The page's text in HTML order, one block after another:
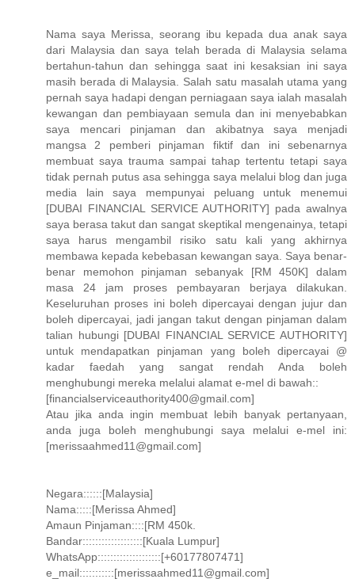
Nama saya Merissa, seorang ibu kepada dua anak saya
dari Malaysia dan saya telah berada di Malaysia selama
bertahun-tahun dan sehingga saat ini kesaksian ini saya
masih berada di Malaysia. Salah satu masalah utama yang
pernah saya hadapi dengan perniagaan saya ialah masalah
kewangan dan pembiayaan semula dan ini menyebabkan
saya mencari pinjaman dan akibatnya saya menjadi
mangsa 2 pemberi pinjaman fiktif dan ini sebenarnya
membuat saya trauma sampai tahap tertentu tetapi saya
tidak pernah putus asa sehingga saya melalui blog dan juga
media lain saya mempunyai peluang untuk menemui
[DUBAI FINANCIAL SERVICE AUTHORITY] pada awalnya
saya berasa takut dan sangat skeptikal mengenainya, tetapi
saya harus mengambil risiko satu kali yang akhirnya
membawa kepada kebebasan kewangan saya. Saya benar-
benar memohon pinjaman sebanyak [RM 450K] dalam
masa 24 jam proses pembayaran berjaya dilakukan.
Keseluruhan proses ini boleh dipercayai dengan jujur ​​dan
boleh dipercayai, jadi jangan takut dengan pinjaman dalam
talian hubungi [DUBAI FINANCIAL SERVICE AUTHORITY]
untuk mendapatkan pinjaman yang boleh dipercayai @
kadar faedah yang sangat rendah Anda boleh
menghubungi mereka melalui alamat e-mel di bawah::
[financialserviceauthority400@gmail.com]
Atau jika anda ingin membuat lebih banyak pertanyaan,
anda juga boleh menghubungi saya melalui e-mel ini:
[merissaahmed11@gmail.com]
Negara::::::[Malaysia]
Nama:::::[Merissa Ahmed]
Amaun Pinjaman::::[RM 450k.
Bandar:::::::::::::::::::[Kuala Lumpur]
WhatsApp::::::::::::::::::::[+60177807471]
e_mail:::::::::::[merissaahmed11@gmail.com]